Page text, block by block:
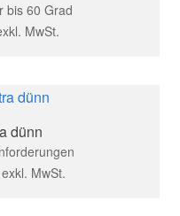
bis 60 Grad
MwSt.
dünn
exkl. MwSt.